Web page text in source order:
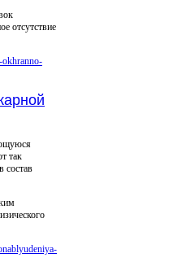
отсутствие
так
состав